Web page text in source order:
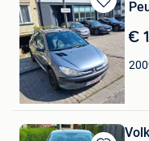
Bewaren
in
Mijn
Favorieten
€
Omar Aazani
Deurne